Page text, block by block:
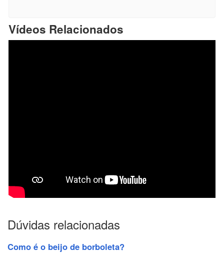
Vídeos Relacionados
Dúvidas relacionadas
Como é o beijo de borboleta?